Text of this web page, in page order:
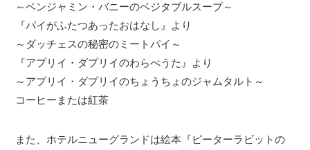
～ベンジャミン・バニーのベジタブルスープ～
『パイがふたつあったおはなし』より
～ダッチェスの秘密のミートパイ～
『アプリイ・ダプリイのわらべうた』より
～アプリイ・ダプリイのちょうちょのジャムタルト～
コーヒーまたは紅茶
また、ホテルニューグランドは絵本『ピーターラビットの